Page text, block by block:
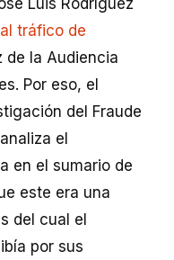
Luis Rodríguez
tráfico de
de la Audiencia
Por eso, el
del Fraude
el
en el sumario de
este era una
del cual el
por sus